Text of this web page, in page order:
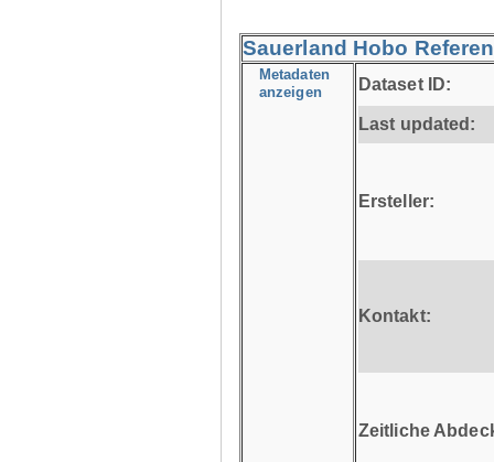
Sauerland Hobo
Metadaten
anzeigen Dataset ID:
Last updated:
Ersteller:
Kontakt:
Zeitliche